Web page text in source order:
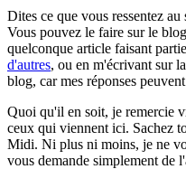
Dites ce que vous ressentez
Vous pouvez le faire sur le
quelconque article faisant
d'autres, ou en m'écrivant sur
blog, car mes réponses
Quoi qu'il en soit, je remercie
ceux qui viennent ici. Sachez
Midi. Ni plus ni moins, je ne
vous demande simplement de